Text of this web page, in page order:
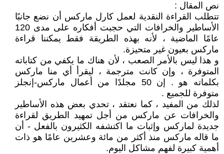
نص المقال :
تتطلب القراءة النقدية لعمل كارل ماركس أن نضع جانبًا
الأساطير والخرافات التي حجبت أفكاره على مدى 120
عامًا الماضية ، لأنه بهذه الطريقة فقط يمكننا قراءة
ماركس بعيون غير متحيزة.
و هذا ليس بالأمر الصعب ، لأن هناك ما يكفي من كتاباته
المتوفرة ، وإن كانت مترجمة ، ليقرأ أي منا ماركس
بكلماته هو . إن 50 مجلدًا من أعمال ماركس-إنجلز
متوفرة للجميع .
لذلك من المفيد ، كما نعتقد ، تحدي بعض هذه الأساطير
والخرافات عن ماركس من أجل تمهيد الطريق لقراءة
جديدة لماركس وإثبات ما اكتشفه الكثيرون بالفعل - أن
ما قاله ماركس منذ أكثر من مائة وعشرين عامًا هو ذات
أهمية كبيرة لفهم مشاكل اليوم.